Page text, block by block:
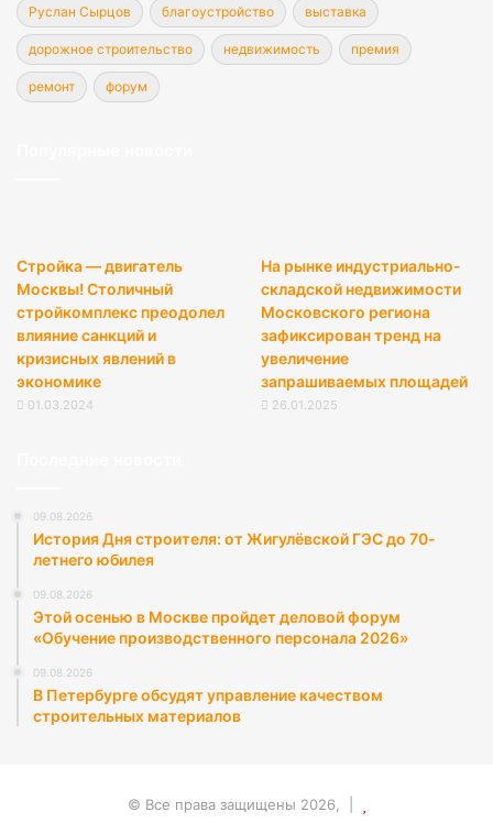
Руслан Сырцов благоустройство выставка
дорожное строительство недвижимость премия
ремонт форум
Стройка — двигатель
Москвы! Столичный
стройкомплекс преодолел
влияние санкций и
кризисных явлений в
экономике
01.03.2024
На рынке индустриально-
складской недвижимости
Московского региона
зафиксирован тренд на
увеличение
запрашиваемых площадей
26.01.2025
09.08.2026
История Дня строителя: от Жигулёвской ГЭС до 70-
летнего юбилея
09.08.2026
Этой осенью в Москве пройдет деловой форум
«Обучение производственного персонала 2026»
09.08.2026
В Петербурге обсудят управление качеством
строительных материалов
© Все права защищены 2026, |